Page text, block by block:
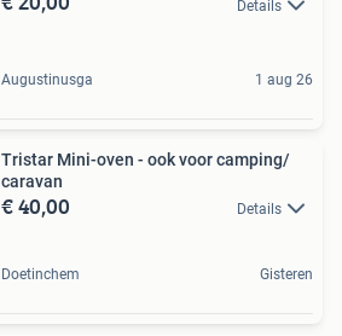
Details
Augustinusga 1 aug 26
Tristar Mini-oven - ook voor camping/
caravan
€ 40,00 Details
Doetinchem Gisteren